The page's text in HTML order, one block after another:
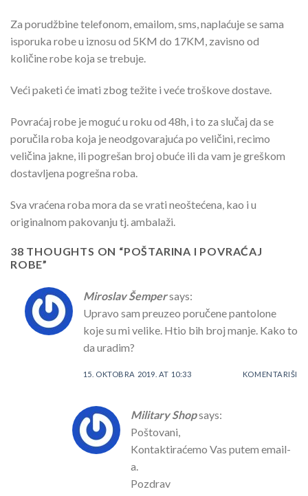
Za porudžbine telefonom, emailom, sms, naplaćuje se sama
isporuka robe u iznosu od 5KM do 17KM, zavisno od
količine robe koja se trebuje.
Veći paketi će imati zbog težite i veće troškove dostave.
Povraćaj robe je moguć u roku od 48h, i to za slučaj da se
poručila roba koja je neodgovarajuća po veličini, recimo
veličina jakne, ili pogrešan broj obuće ili da vam je greškom
dostavljena pogrešna roba.
Sva vraćena roba mora da se vrati neoštećena, kao i u
originalnom pakovanju tj. ambalaži.
38 THOUGHTS ON “POŠTARINA I POVRAĆAJ
ROBE”
Miroslav Šempersays:
Upravo sam preuzeo poručene pantolone
koje su mi velike. Htio bih broj manje. Kako to
da uradim?
15. OKTOBRA 2019. AT 10:33 KOMENTARIŠI
Military Shopsays:
Poštovani,
Kontaktiraćemo Vas putem email-
a.
Pozdrav